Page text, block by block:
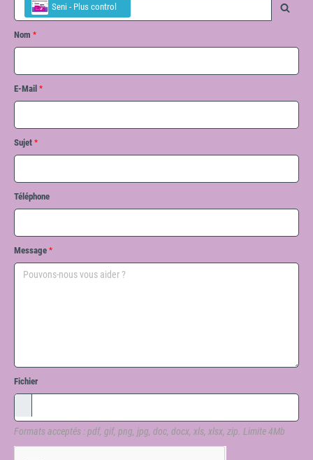
Seni - Plus control
Nom
E-Mail
Sujet
Téléphone
Message
Fichier
Formats acceptés : pdf, gif, png, jpg, doc, docx, xls, xlsx, zip. Limite 4Mb